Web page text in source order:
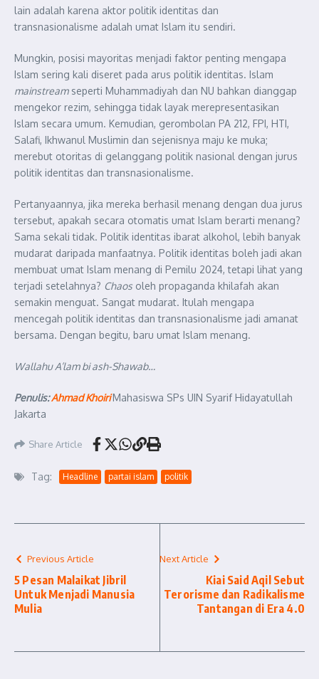
lain adalah karena aktor politik identitas dan
transnasionalisme adalah umat Islam itu sendiri.
Mungkin, posisi mayoritas menjadi faktor penting mengapa
Islam sering kali diseret pada arus politik identitas. Islam
mainstreamseperti Muhammadiyah dan NU bahkan dianggap
mengekor rezim, sehingga tidak layak merepresentasikan
Islam secara umum. Kemudian, gerombolan PA 212, FPI, HTI,
Salafi, Ikhwanul Muslimin dan sejenisnya maju ke muka;
merebut otoritas di gelanggang politik nasional dengan jurus
politik identitas dan transnasionalisme.
Pertanyaannya, jika mereka berhasil menang dengan dua jurus
tersebut, apakah secara otomatis umat Islam berarti menang?
Sama sekali tidak. Politik identitas ibarat alkohol, lebih banyak
mudarat daripada manfaatnya. Politik identitas boleh jadi akan
membuat umat Islam menang di Pemilu 2024, tetapi lihat yang
terjadi setelahnya? Chaos oleh propaganda khilafah akan
semakin menguat. Sangat mudarat. Itulah mengapa
mencegah politik identitas dan transnasionalisme jadi amanat
bersama. Dengan begitu, baru umat Islam menang.
Wallahu A’lam bi ash-Shawab…
Penulis:Ahmad KhoiriMahasiswa SPs UIN Syarif Hidayatullah
Jakarta
Share Article
Tag: Headline partai islam politik
Previous Article
5 Pesan Malaikat Jibril
Untuk Menjadi Manusia
Mulia
Next Article
Kiai Said Aqil Sebut
Terorisme dan Radikalisme
Tantangan di Era 4.0